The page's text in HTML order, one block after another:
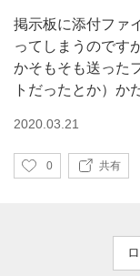
掲示板に添付ファ
ってしまうのです
かそもそも送った
トだったとか）か
2020.03.21
い
0 共有